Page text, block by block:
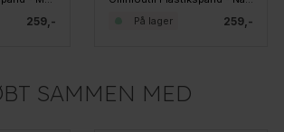
259,- 259,-
På lager
SAMMEN MED